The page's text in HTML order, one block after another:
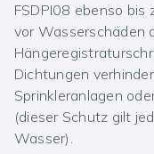
FSDPI08 ebenso bis
vor Wasserschäden
Dichtungen
Sprinkleranlagen
(dieser Schutz gilt
Wasser).